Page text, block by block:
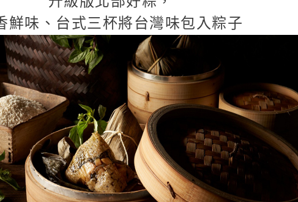
鮮味、台式三杯將台灣味包入粽子